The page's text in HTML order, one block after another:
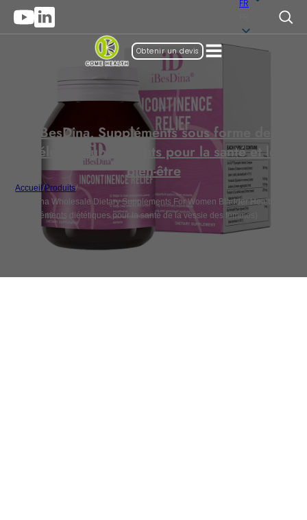
FR
Obtenir un devis
iBesDina,Suppléments sous forme de
gélules
Suppléments pour la santé et le
bien-être
Accueil/Produits/
iBesDina Wholesale Dietary Supplements For Women Bladder Health
(Suppléments diététiques pour la santé de la vessie des femmes)